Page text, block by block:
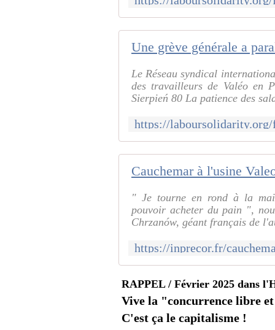
Une grève générale a
Le Réseau syndical
des travailleurs de Valéo en
Sierpień 80 La patience des
" Je tourne en rond à la
pouvoir acheter du pain ",
Chrzanów, géant français de
RAPPEL / Février 2025 dans
Vive la "concurrence libre
C'est ça le capitalisme !